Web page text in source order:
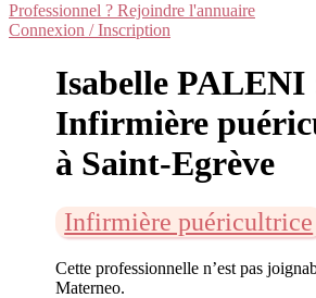
Professionnel ? Rejoindre l'annuaire
Connexion / Inscription
Isabelle PALENI
Infirmière
à Saint-Egrève
Infirmière puéricultrice
Cette professionnelle n’est pas
Materneo.